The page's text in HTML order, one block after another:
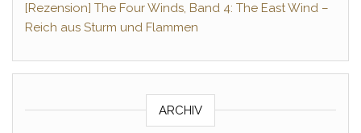
[Rezension] The Four Winds, Band 4: The East Wind –
Reich aus Sturm und Flammen
ARCHIV